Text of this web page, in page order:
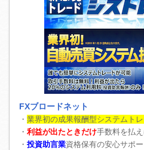
FXブロードネット
・ 業界初の成果報酬型システムト
・ 利益が出たときだけ手数料を払
・ 投資助言業資格保有の安心サポー